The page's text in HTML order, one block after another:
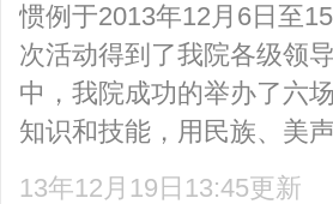
惯例于2013年12月6日至
次活动得到了我院各级
中，我院成功的举办了六
知识和技能，用民族、美
13年12月19日13:45更新